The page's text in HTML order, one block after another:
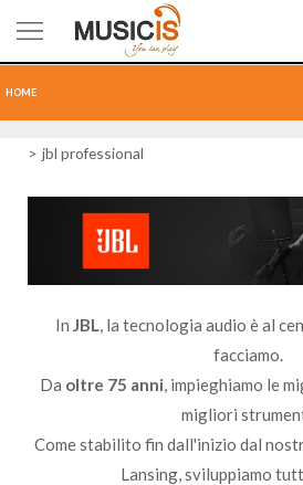
HOME
CHITARREjbl professional
In JBL
, la tecnologia audio è al
facciamo.
Da oltre 75 anni , impieghiamo le
migliori
Come stabilito fin dall'inizio dal
Lansing, sviluppiamo